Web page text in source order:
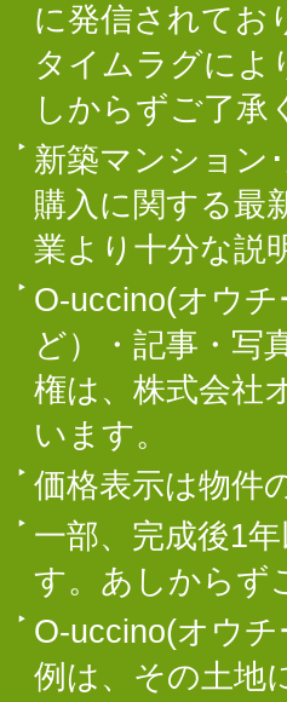
に発信されてお
タイムラグによ
しからずご了承
新築マンション
購入に関する最
業より十分な説
O-uccino(オウ
ど）・記事・写
権は、株式会社
います。
価格表示は物件
一部、完成後1
す。あしからず
O-uccino(オウ
例は、その土地